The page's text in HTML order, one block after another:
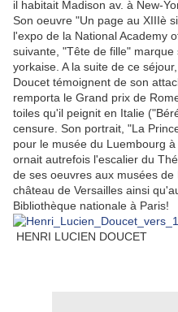
il habitait Madison av. à New-
Son oeuvre "Un page au XIIIè
l'expo de la National Academy
suivante, "Tête de fille"
yorkaise. A la suite de ce
Doucet témoignent de son
remporta le Grand prix de
toiles qu'il peignit en Italie
censure. Son portrait, "La
pour le musée du Luembourg
ornait autrefois l'escalier du
de ses oeuvres aux musées
château de Versailles ainsi
Bibliothèque nationale à Paris!
HENRI LUCIEN DOUCET